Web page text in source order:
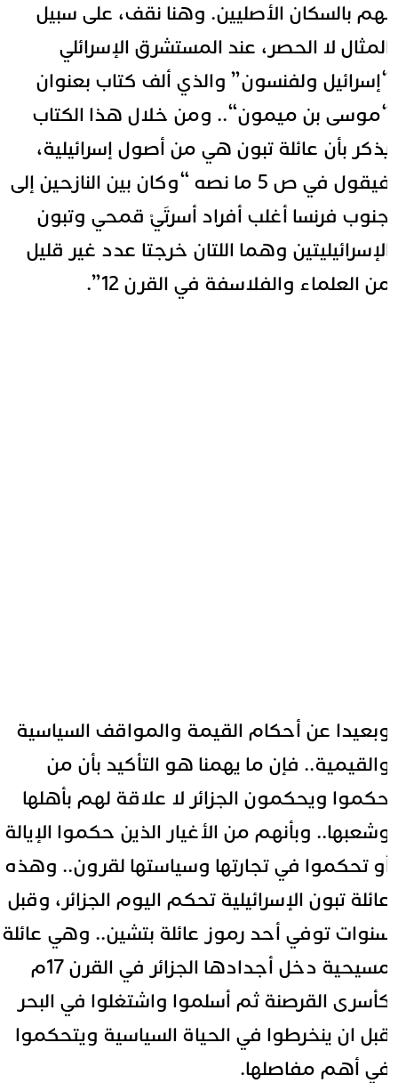
بالسكان الأصليين. وهنا نقف، على سبيل
لا الحصر، عند المستشرق الإسرائلي
إسرائيل ولفنسون” والذي ألف كتاب بعنوان
موسى بن ميمون“.. ومن خلال هذا الكتاب
بأن عائلة تبون هي من أصول إسرائيلية،
فيقول في ص 5 ما نصه “وكان بين النازحين إلى
فرنسا أغلب أفراد أسرتَيْ قمحي وتبون
وهما اللتان خرجتا عدد غير قليل
العلماء والفلاسفة في القرن 12”.
عن أحكام القيمة والمواقف السياسية
فإن ما يهمنا هو التأكيد بأن من
ويحكمون الجزائر لا علاقة لهم بأهلها
وبأنهم من الأغيار الذين حكموا الإيالة
تحكموا في تجارتها وسياستها لقرون.. وهذه
تبون الإسرائيلية تحكم اليوم الجزائر، وقبل
توفي أحد رموز عائلة بتشين.. وهي عائلة
مسيحية دخل أجدادها الجزائر في القرن 17م
القرصنة ثم أسلموا واشتغلوا في البحر
ان ينخرطوا في الحياة السياسية ويتحكموا
أهم مفاصلها.